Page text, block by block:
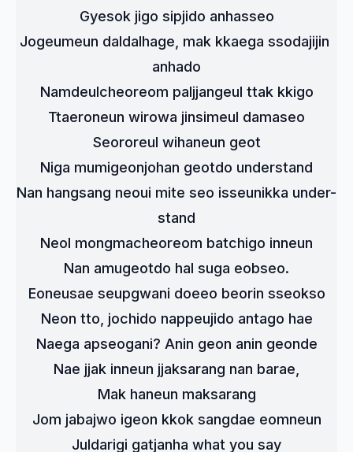
Gyesok jigo sipjido anhasseo
Jogeumeun daldalhage, mak kkaega ssodajijin
anhado
Namdeulcheoreom paljjangeul ttak kkigo
Ttaeroneun wirowa jinsimeul damaseo
Seororeul wihaneun geot
Niga mumigeonjohan geotdo understand
Nan hangsang neoui mite seo isseunikka under-
stand
Neol mongmacheoreom batchigo inneun
Nan amugeotdo hal suga eobseo.
Eoneusae seupgwani doeeo beorin sseokso
Neon tto, jochido nappeujido antago hae
Naega apseogani? Anin geon anin geonde
Nae jjak inneun jjaksarang nan barae,
Mak haneun maksarang
Jom jabajwo igeon kkok sangdae eomneun
Juldarigi gatjanha what you say